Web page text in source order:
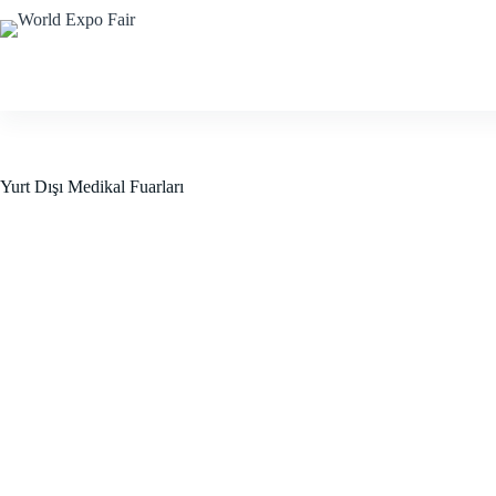
to
Yurt Dışı Medikal Fuarları